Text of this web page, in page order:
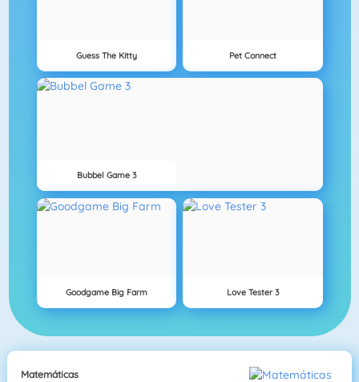
Guess The Kitty Pet Connect
Bubbel Game 3
Goodgame Big Farm Love Tester 3
Matemáticas